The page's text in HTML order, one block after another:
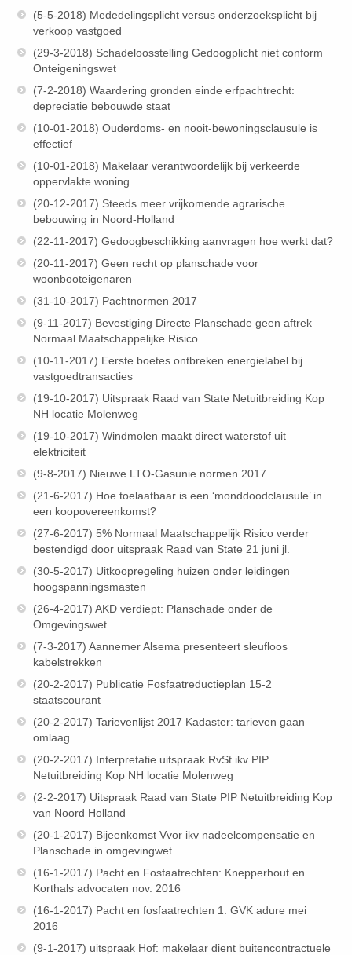
(5-5-2018) Mededelingsplicht versus onderzoeksplicht bij
verkoop vastgoed
(29-3-2018) Schadeloosstelling Gedoogplicht niet conform
Onteigeningswet
(7-2-2018) Waardering gronden einde erfpachtrecht:
depreciatie bebouwde staat
(10-01-2018) Ouderdoms- en nooit-bewoningsclausule is
effectief
(10-01-2018) Makelaar verantwoordelijk bij verkeerde
oppervlakte woning
(20-12-2017) Steeds meer vrijkomende agrarische
bebouwing in Noord-Holland
(22-11-2017) Gedoogbeschikking aanvragen hoe werkt dat?
(20-11-2017) Geen recht op planschade voor
woonbooteigenaren
(31-10-2017) Pachtnormen 2017
(9-11-2017) Bevestiging Directe Planschade geen aftrek
Normaal Maatschappelijke Risico
(10-11-2017) Eerste boetes ontbreken energielabel bij
vastgoedtransacties
(19-10-2017) Uitspraak Raad van State Netuitbreiding Kop
NH locatie Molenweg
(19-10-2017) Windmolen maakt direct waterstof uit
elektriciteit
(9-8-2017) Nieuwe LTO-Gasunie normen 2017
(21-6-2017) Hoe toelaatbaar is een ‘monddoodclausule’ in
een koopovereenkomst?
(27-6-2017) 5% Normaal Maatschappelijk Risico verder
bestendigd door uitspraak Raad van State 21 juni jl.
(30-5-2017) Uitkoopregeling huizen onder leidingen
hoogspanningsmasten
(26-4-2017) AKD verdiept: Planschade onder de
Omgevingswet
(7-3-2017) Aannemer Alsema presenteert sleufloos
kabelstrekken
(20-2-2017) Publicatie Fosfaatreductieplan 15-2
staatscourant
(20-2-2017) Tarievenlijst 2017 Kadaster: tarieven gaan
omlaag
(20-2-2017) Interpretatie uitspraak RvSt ikv PIP
Netuitbreiding Kop NH locatie Molenweg
(2-2-2017) Uitspraak Raad van State PIP Netuitbreiding Kop
van Noord Holland
(20-1-2017) Bijeenkomst Vvor ikv nadeelcompensatie en
Planschade in omgevingwet
(16-1-2017) Pacht en Fosfaatrechten: Knepperhout en
Korthals advocaten nov. 2016
(16-1-2017) Pacht en fosfaatrechten 1: GVK adure mei
2016
(9-1-2017) uitspraak Hof: makelaar dient buitencontractuele